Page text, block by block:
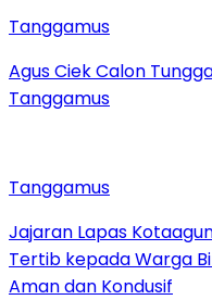
Tanggamus
Agus Ciek Calon
Tanggamus
Tanggamus
Jajaran Lapas
Tertib kepada Warga
Aman dan Kondusif